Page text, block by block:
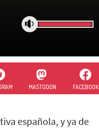
MASTODON FACEBOOK
española, y ya de